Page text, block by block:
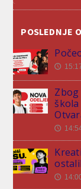
POSLEDNJE
🕔
🕔
🕔